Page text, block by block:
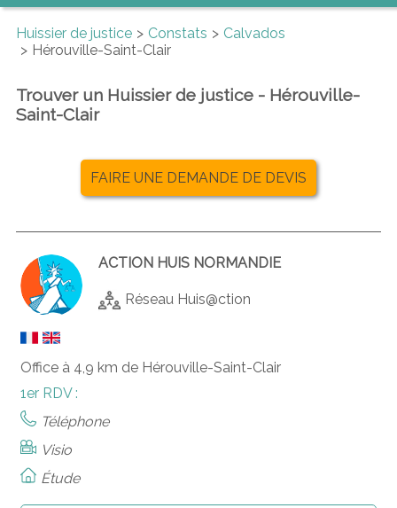
Huissier de justice Constats
Calvados
Hérouville-Saint-Clair
Trouver un Huissier de justice - Hérouville-
Saint-Clair
FAIRE UNE DEMANDE DE DEVIS
ACTION HUIS NORMANDIE
Réseau Huis@ction
Office à 4,9 km de Hérouville-Saint-Clair
1er RDV :
Téléphone
Visio
Étude